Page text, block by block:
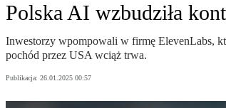
Polska AI wzbudziła
Inwestorzy wpompowali w firmę ElevenLabs,
pochód przez USA wciąż trwa.
Publikacja: 26.01.2025 00:57